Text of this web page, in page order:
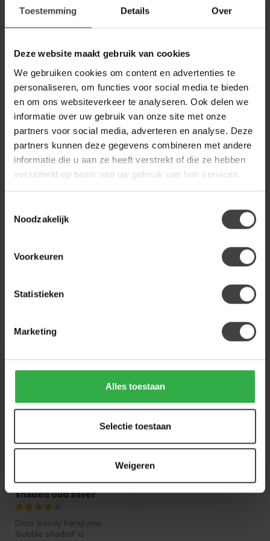
Toestemming Details Over
Deze website maakt gebruik van cookies
We gebruiken cookies om content en advertenties te
personaliseren, om functies voor social media te bieden
en om ons websiteverkeer te analyseren. Ook delen we
informatie over uw gebruik van onze site met onze
partners voor social media, adverteren en analyse. Deze
partners kunnen deze gegevens combineren met andere
informatie die u aan ze heeft verstrekt of die ze hebben
verzameld op basis van uw gebruik van hun services.
Noodzakelijk
Voorkeuren
Statistieken
Marketing
Alles toestaan
Selectie toestaan
Weigeren
Op voorraad
WOONSTIJL
WoonStijl Tafellamp 1L grey
shaded
Op voorraad
99,00
69,00
WOONSTIJL
WoonStijl Hanglamp 3L
nugget shaded
Op voorraad
169,00
Heb je een vraag over dit product?
gerust contact op met onze klantenservice
+31 224 850
Hanglamp 3L bubble
shaded oud zilver
Deze trendy hanglamp
'bubble shaded' is